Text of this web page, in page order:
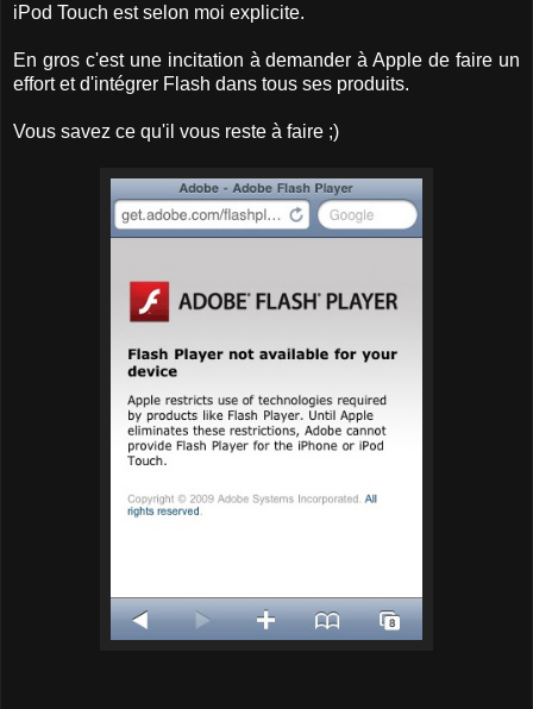
iPod Touch est selon moi explicite.
En gros c'est une incitation à demander à Apple de faire un
effort et d'intégrer Flash dans tous ses produits.
Vous savez ce qu'il vous reste à faire ;)